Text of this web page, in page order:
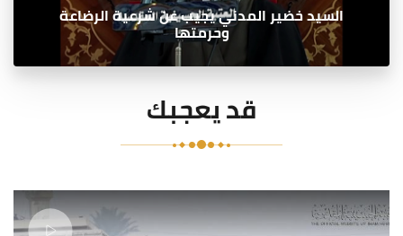
السيد خضير المدني يجيب عن شرعية الرضاعة
وحرمتها
قد يعجبك